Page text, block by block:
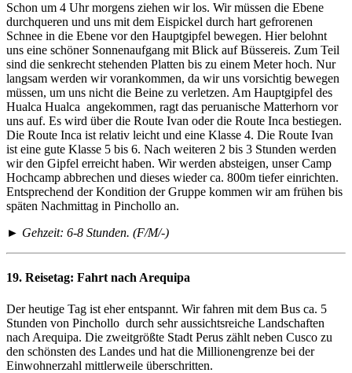
Schon um 4 Uhr morgens ziehen wir los. Wir müssen die Ebene
durchqueren und uns mit dem Eispickel durch hart gefrorenen
Schnee in die Ebene vor den Hauptgipfel bewegen. Hier belohnt
uns eine schöner Sonnenaufgang mit Blick auf Büssereis. Zum Teil
sind die senkrecht stehenden Platten bis zu einem Meter hoch. Nur
langsam werden wir vorankommen, da wir uns vorsichtig bewegen
müssen, um uns nicht die Beine zu verletzen. Am Hauptgipfel des
Hualca Hualca angekommen, ragt das peruanische Matterhorn vor
uns auf. Es wird über die Route Ivan oder die Route Inca bestiegen.
Die Route Inca ist relativ leicht und eine Klasse 4. Die Route Ivan
ist eine gute Klasse 5 bis 6. Nach weiteren 2 bis 3 Stunden werden
wir den Gipfel erreicht haben. Wir werden absteigen, unser Camp
Hochcamp abbrechen und dieses wieder ca. 800m tiefer einrichten.
Entsprechend der Kondition der Gruppe kommen wir am frühen bis
späten Nachmittag in Pinchollo an.
► Gehzeit: 6-8 Stunden. (F/M/-)
19. Reisetag: Fahrt nach Arequipa
Der heutige Tag ist eher entspannt. Wir fahren mit dem Bus ca. 5
Stunden von Pinchollo durch sehr aussichtsreiche Landschaften
nach Arequipa. Die zweitgrößte Stadt Perus zählt neben Cusco zu
den schönsten des Landes und hat die Millionengrenze bei der
Einwohnerzahl mittlerweile überschritten.